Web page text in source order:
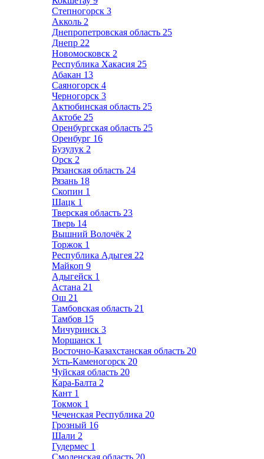
Степногорск 3
Акколь 2
Днепропетровская область 25
Днепр 22
Новомосковск 2
Республика Хакасия 25
Абакан 13
Саяногорск 4
Черногорск 3
Актюбинская область 25
Актобе 25
Оренбургская область 25
Оренбург 16
Бузулук 2
Орск 2
Рязанская область 24
Рязань 18
Скопин 1
Шацк 1
Тверская область 23
Тверь 14
Вышний Волочёк 2
Торжок 1
Республика Адыгея 22
Майкоп 9
Адыгейск 1
Астана 21
Ош 21
Тамбовская область 21
Тамбов 15
Мичуринск 3
Моршанск 1
Восточно-Казахстанская область 20
Усть-Каменогорск 20
Чуйская область 20
Кара-Балта 2
Кант 1
Токмок 1
Чеченская Республика 20
Грозный 16
Шали 2
Гудермес 1
Смоленская область 20